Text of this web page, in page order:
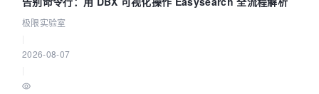
极限实验室
2026-08-07